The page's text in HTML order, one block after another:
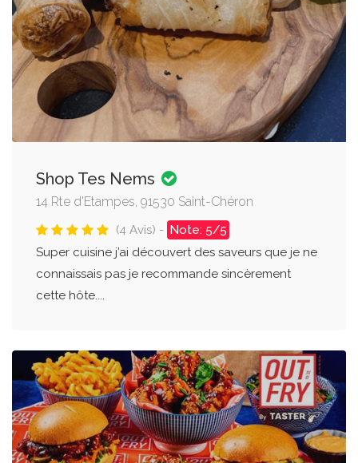
Shop Tes Nems
14 Rte d'Etampes, 91530 Saint-Chéron
(4 Avis) - Note: 5/5
Super cuisine j’ai découvert des saveurs que je ne
connaissais pas je recommande sincèrement
cette hôte....